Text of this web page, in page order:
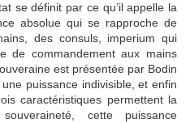
se définit par ce qu’il appelle la
absolue qui se rapproche de
des consuls, imperium qui
de commandement aux mains
est présentée par Bodin
puissance indivisible, et enfin
caractéristiques permettent la
cette puissance